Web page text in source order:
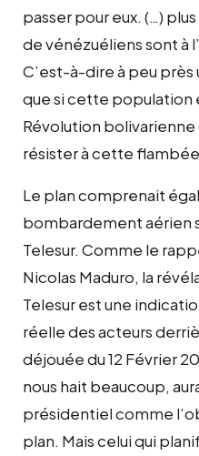
passer pour eux. (…)
de vénézuéliens sont à
C’est-à-dire à peu près
que si cette population
Révolution bolivarienne
résister à cette
Le plan comprenait
bombardement aérien
Telesur. Comme le
Nicolas Maduro, la
Telesur est une
réelle des acteurs
déjouée du 12 Février
nous hait beaucoup,
présidentiel comme
plan. Mais celui qui